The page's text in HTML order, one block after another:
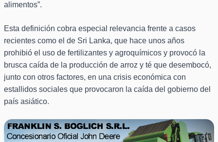
alimentos”.
Esta definición cobra especial relevancia frente a casos
recientes como el de Sri Lanka, que hace unos años
prohibió el uso de fertilizantes y agroquímicos y provocó la
brusca caída de la producción de arroz y té que desembocó,
junto con otros factores, en una crisis económica con
estallidos sociales que provocaron la caída del gobierno del
país asiático.